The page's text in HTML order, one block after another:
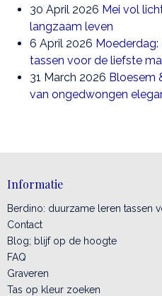
30 April 2026 Mei vol
langzaam leven
6 April 2026 Moederdag:
tassen voor de liefste
31 March 2026 Bloesem
van ongedwongen
Informatie
Berdino: duurzame leren tassen
Contact
Blog; blijf op de hoogte
FAQ
Graveren
Tas op kleur zoeken